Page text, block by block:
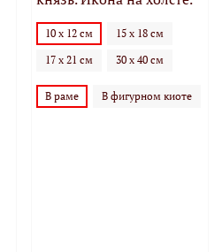
10 х 12 см 15 х 18 см
17 х 21 см 30 х 40 см
В раме В фигурном киоте